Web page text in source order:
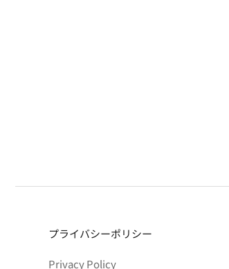
プライバシーポリシー
Privacy Policy